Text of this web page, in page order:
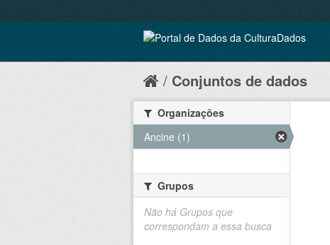
Conjuntos de dados
Organizações
Ancine (1)
Grupos
Não há Grupos que
correspondam a essa busca